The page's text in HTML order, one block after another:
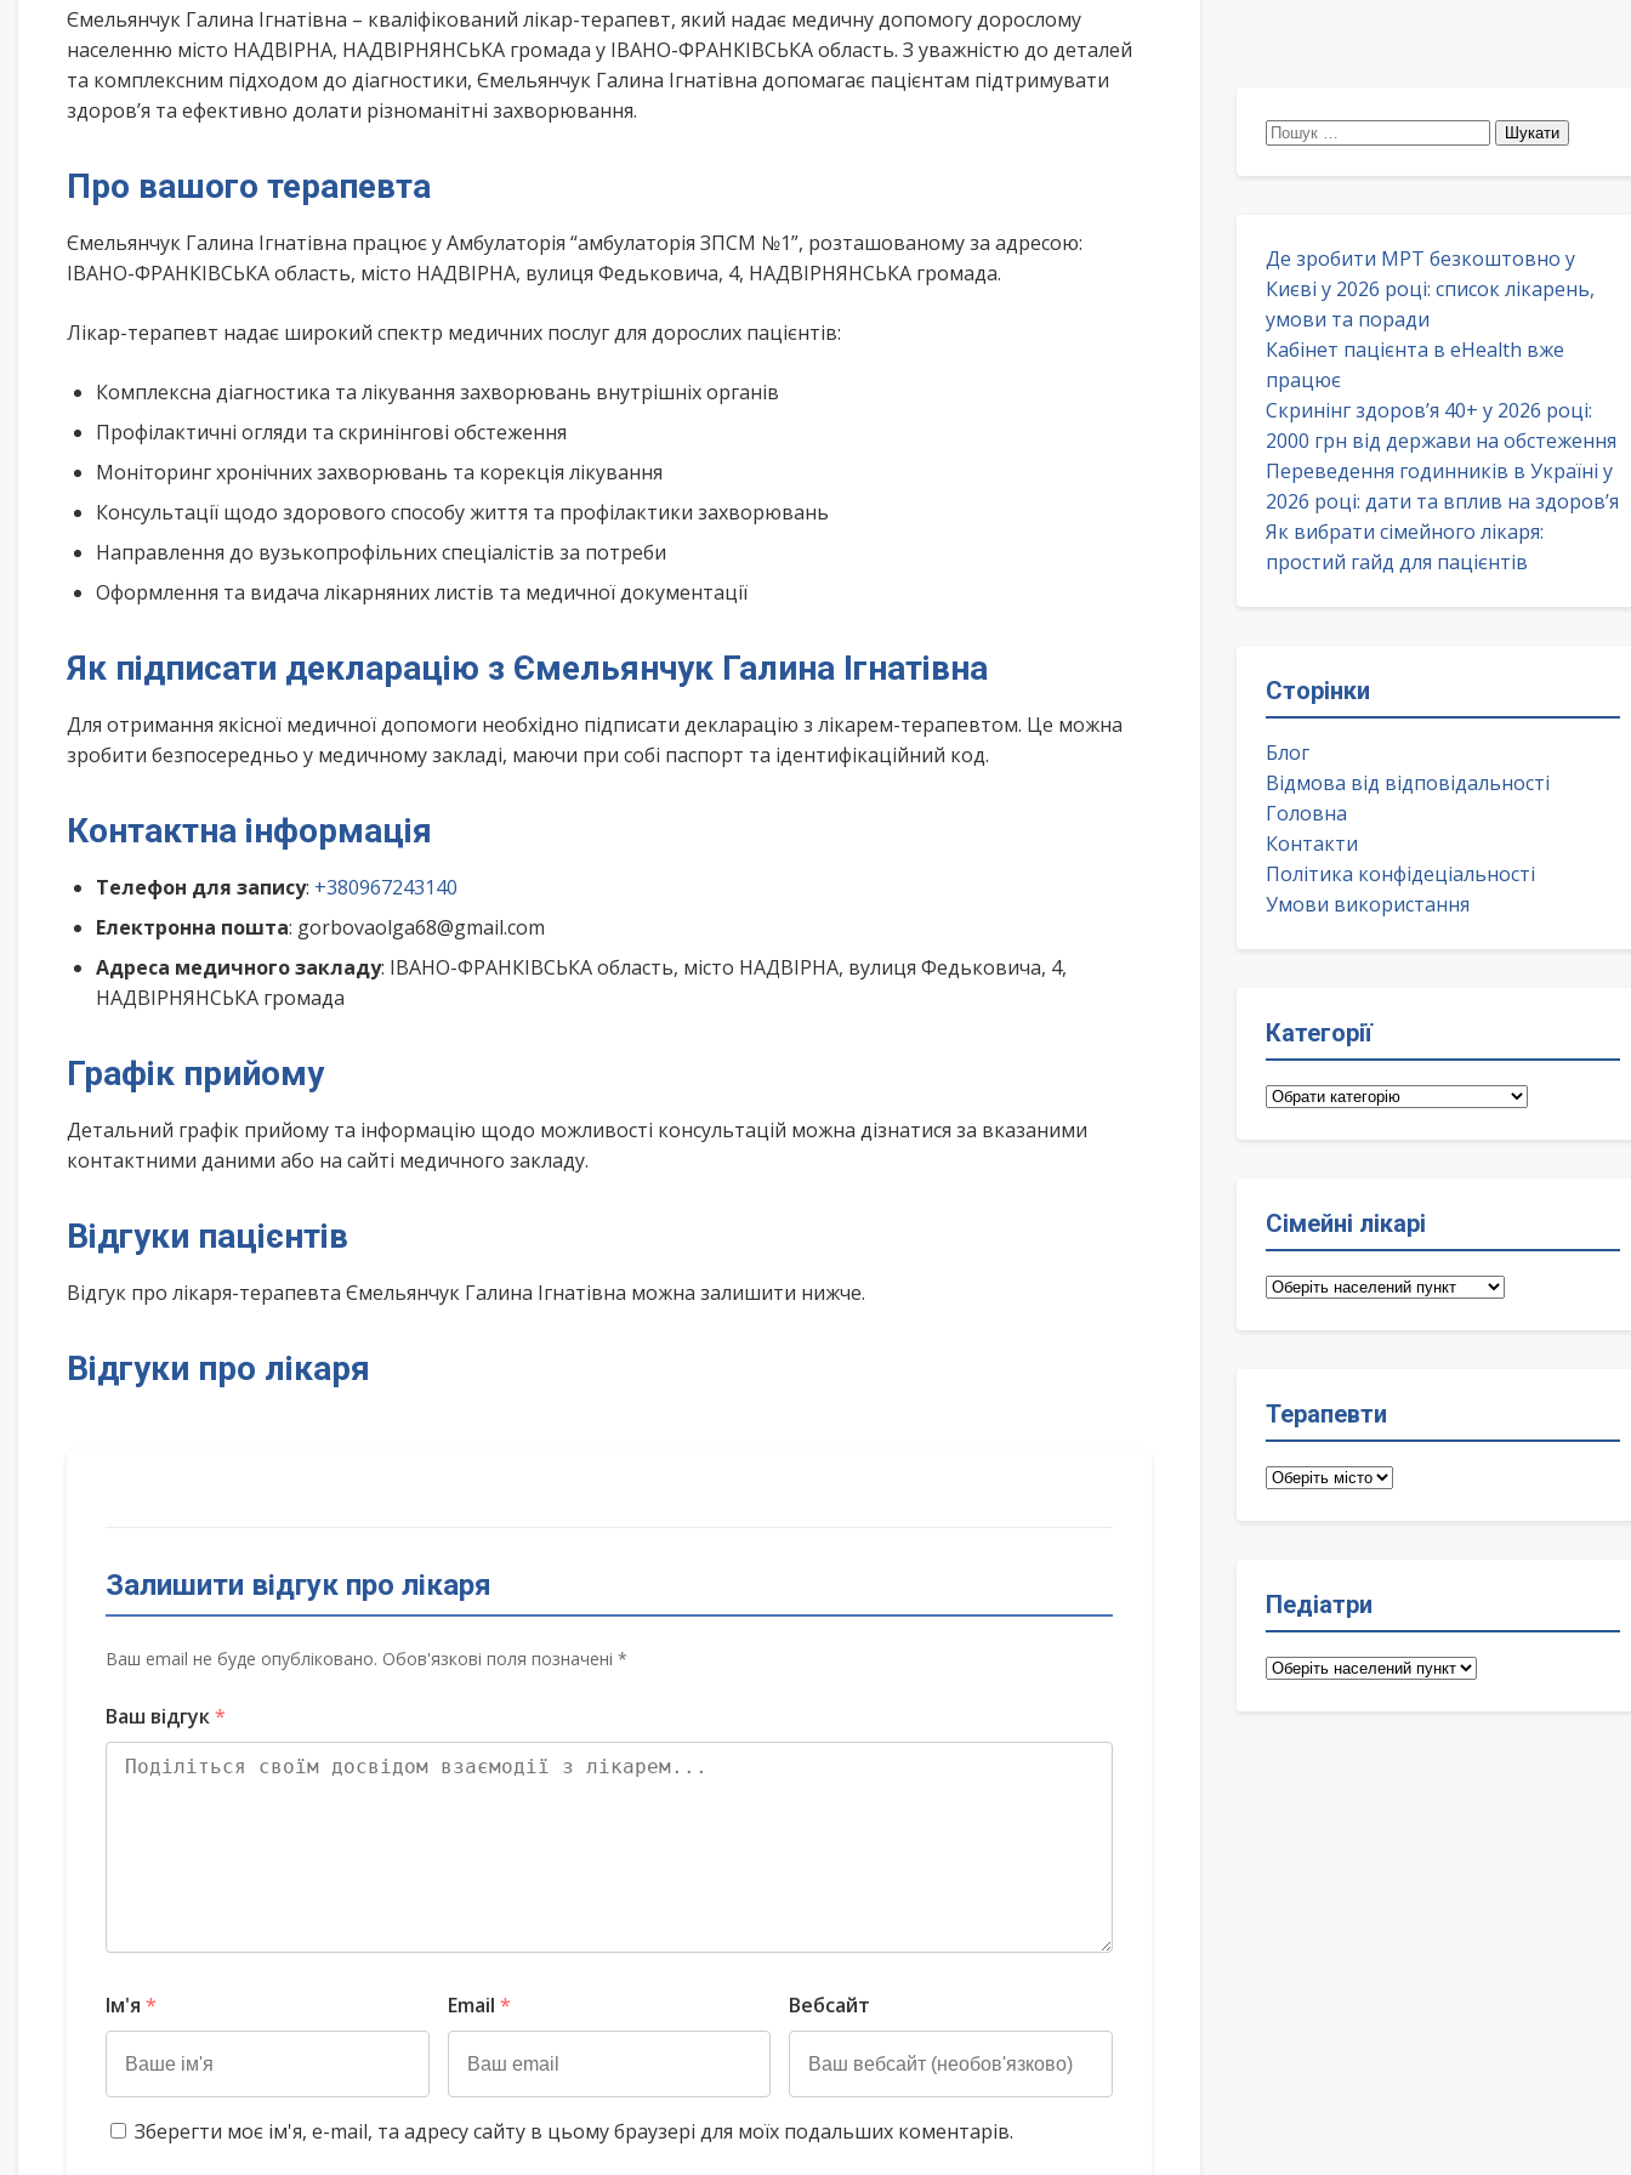
Ємельянчук Галина Ігнатівна – кваліфікований лікар-терапевт, який надає медичну допомогу дорослому
населенню місто НАДВІРНА, НАДВІРНЯНСЬКА громада у ІВАНО-ФРАНКІВСЬКА область. З уважністю до деталей
та комплексним підходом до діагностики, Ємельянчук Галина Ігнатівна допомагає пацієнтам підтримувати
здоров’я та ефективно долати різноманітні захворювання.
Про вашого терапевта
Ємельянчук Галина Ігнатівна працює у Амбулаторія “амбулаторія ЗПСМ №1”, розташованому за адресою:
ІВАНО-ФРАНКІВСЬКА область, місто НАДВІРНА, вулиця Федьковича, 4, НАДВІРНЯНСЬКА громада.
Лікар-терапевт надає широкий спектр медичних послуг для дорослих пацієнтів:
Комплексна діагностика та лікування захворювань внутрішніх органів
Профілактичні огляди та скринінгові обстеження
Моніторинг хронічних захворювань та корекція лікування
Консультації щодо здорового способу життя та профілактики захворювань
Направлення до вузькопрофільних спеціалістів за потреби
Оформлення та видача лікарняних листів та медичної документації
Як підписати декларацію з Ємельянчук Галина Ігнатівна
Для отримання якісної медичної допомоги необхідно підписати декларацію з лікарем-терапевтом. Це можна
зробити безпосередньо у медичному закладі, маючи при собі паспорт та ідентифікаційний код.
Контактна інформація
Телефон для запису: +380967243140
Електронна пошта: gorbovaolga68@gmail.com
Адреса медичного закладу: ІВАНО-ФРАНКІВСЬКА область, місто НАДВІРНА, вулиця Федьковича, 4,
НАДВІРНЯНСЬКА громада
Графік прийому
Детальний графік прийому та інформацію щодо можливості консультацій можна дізнатися за вказаними
контактними даними або на сайті медичного закладу.
Відгуки пацієнтів
Відгук про лікаря-терапевта Ємельянчук Галина Ігнатівна можна залишити нижче.
Відгуки про лікаря
Залишити відгук про лікаря
Ваш email не буде опубліковано. Обов'язкові поля позначені *
Ваш відгук*
Ім'я * Email * Вебсайт
Зберегти моє ім'я, e-mail, та адресу сайту в цьому браузері для моїх подальших коментарів.
Пошук:
Де зробити МРТ безкоштовно у
Києві у 2026 році: список лікарень,
умови та поради
Кабінет пацієнта в eHealth вже
працює
Скринінг здоров’я 40+ у 2026 році:
2000 грн від держави на обстеження
Переведення годинників в Україні у
2026 році: дати та вплив на здоров’я
Як вибрати сімейного лікаря:
простий гайд для пацієнтів
Сторінки
Блог
Відмова від відповідальності
Головна
Контакти
Політика конфідеціальності
Умови використання
Категорії
Категорії
Сімейні лікарі
Сімейні
Терапевти
Терапевти
Педіатри
Педіатри